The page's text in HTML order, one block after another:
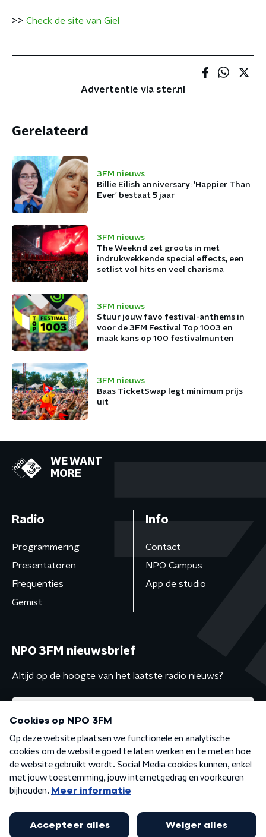
>> Check de site van Giel
Advertentie via ster.nl
Gerelateerd
3FM nieuws
Billie Eilish anniversary: 'Happier Than
Ever' bestaat 5 jaar
3FM nieuws
The Weeknd zet groots in met
indrukwekkende special effects, een
setlist vol hits en veel charisma
3FM nieuws
Stuur jouw favo festival-anthems in
voor de 3FM Festival Top 1003 en
maak kans op 100 festivalmunten
3FM nieuws
Baas TicketSwap legt minimum prijs
uit
WE WANT
MORE
Radio
Programmering
Presentatoren
Frequenties
Gemist
Info
Contact
NPO Campus
App de studio
NPO 3FM nieuwsbrief
Altijd op de hoogte van het laatste radio nieuws?
Algemene voorwaarden Privacybeleid